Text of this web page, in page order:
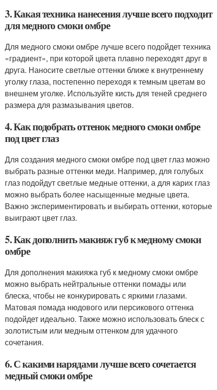
3. Какая техника нанесения лучше всего подходит
для медного смоки омбре
Для медного смоки омбре лучше всего подойдет техника
«градиент», при которой цвета плавно переходят друг в
друга. Наносите светлые оттенки ближе к внутреннему
уголку глаза, постепенно переходя к темным цветам во
внешнем уголке. Используйте кисть для теней среднего
размера для размазывания цветов.
4. Как подобрать оттенок медного смоки омбре
под цвет глаз
Для создания медного смоки омбре под цвет глаз можно
выбрать разные оттенки меди. Например, для голубых
глаз подойдут светлые медные оттенки, а для карих глаз
можно выбрать более насыщенные медные цвета.
Важно экспериментировать и выбирать оттенки, которые
выиграют цвет глаз.
5. Как дополнить макияж губ к медному смоки
омбре
Для дополнения макияжа губ к медному смоки омбре
можно выбрать нейтральные оттенки помады или
блеска, чтобы не конкурировать с яркими глазами.
Матовая помада нюдового или персикового оттенка
подойдет идеально. Также можно использовать блеск с
золотистым или медным оттенком для удачного
сочетания.
6. С какими нарядами лучше всего сочетается
медный смоки омбре